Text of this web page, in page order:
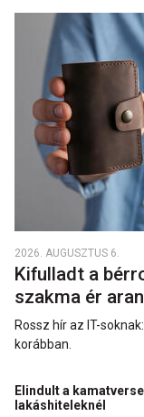
2026. AUGUSZTUS 6.
Kifulladt a
szakma ér
Rossz hír az IT-
korábban.
Elindult a
lakáshiteleknél